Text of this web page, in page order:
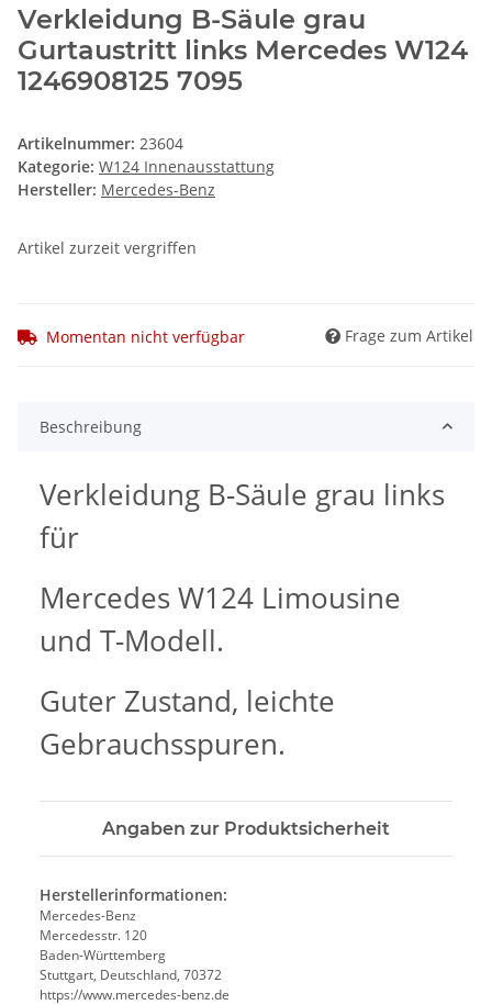
Verkleidung B-Säule grau
Gurtaustritt links Mercedes W124
1246908125 7095
Artikelnummer: 23604
Kategorie: W124 Innenausstattung
Hersteller: Mercedes-Benz
Artikel zurzeit vergriffen
Momentan nicht verfügbar Frage zum Artikel
Beschreibung
Verkleidung B-Säule grau links
für
Mercedes W124 Limousine
und T-Modell.
Guter Zustand, leichte
Gebrauchsspuren.
Angaben zur Produktsicherheit
Herstellerinformationen:
Mercedes-Benz
Mercedesstr. 120
Baden-Württemberg
Stuttgart, Deutschland, 70372
https://www.mercedes-benz.de